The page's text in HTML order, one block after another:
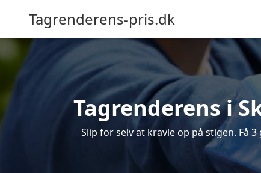
Tagrenderens-pris.dk
Tagrenderens i
Slip for selv at kravle op på stigen.